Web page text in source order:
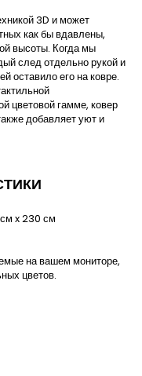
3D и может
как бы вдавлены,
высоты. Когда мы
след отдельно рукой и
оставило его на ковре.
цветовой гамме, ковер
добавляет уют и
x 230 см
на вашем мониторе,
цветов.